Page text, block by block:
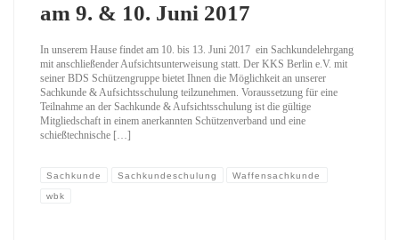
am 9. & 10. Juni 2017
In unserem Hause findet am 10. bis 13. Juni 2017 ein Sachkundelehrgang
mit anschließender Aufsichtsunterweisung statt. Der KKS Berlin e.V. mit
seiner BDS Schützengruppe bietet Ihnen die Möglichkeit an unserer
Sachkunde & Aufsichtsschulung teilzunehmen. Voraussetzung für eine
Teilnahme an der Sachkunde & Aufsichtsschulung ist die gültige
Mitgliedschaft in einem anerkannten Schützenverband und eine
schießtechnische […]
Sachkunde Sachkundeschulung Waffensachkunde
wbk